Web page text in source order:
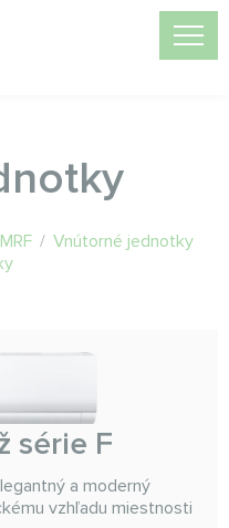
MRF / Vnútorné jednotky
série F
a moderný
vzhľadu miestnosti